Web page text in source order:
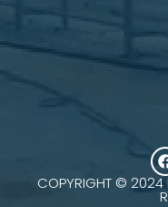
COPYRIGHT © 2024